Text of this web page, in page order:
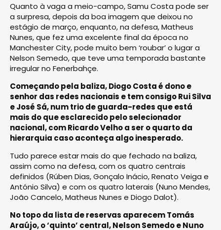
Quanto à vaga a meio-campo, Samu Costa pode ser
a surpresa, depois da boa imagem que deixou no
estágio de março, enquanto, na defesa, Matheus
Nunes, que fez uma excelente final da época no
Manchester City, pode muito bem ‘roubar’ o lugar a
Nelson Semedo, que teve uma temporada bastante
irregular no Fenerbahçe.
Começando pela baliza, Diogo Costa é dono e
senhor das redes nacionais e tem consigo Rui Silva
e José Sá, num trio de guarda-redes que está
mais do que esclarecido pelo selecionador
nacional, com Ricardo Velho a ser o quarto da
hierarquia caso aconteça algo inesperado.
Tudo parece estar mais do que fechado na baliza,
assim como na defesa, com os quatro centrais
definidos (Rúben Dias, Gonçalo Inácio, Renato Veiga e
António Silva) e com os quatro laterais (Nuno Mendes,
João Cancelo, Matheus Nunes e Diogo Dalot).
No topo da lista de reservas aparecem Tomás
Araújo, o ‘quinto’ central, Nelson Semedo e Nuno